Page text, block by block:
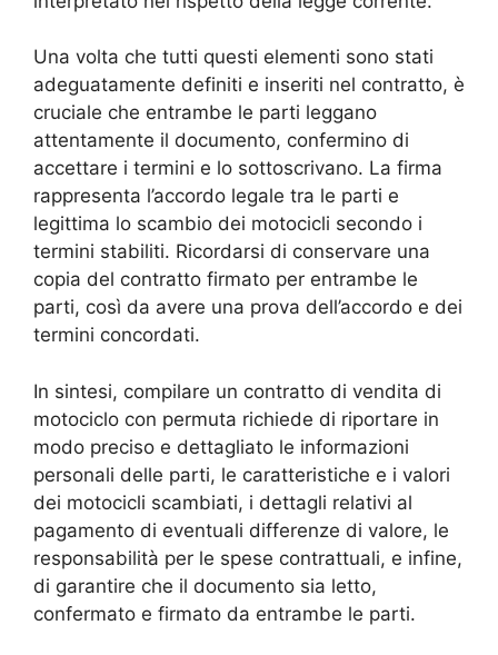
Una volta che tutti questi elementi sono stati
adeguatamente definiti e inseriti nel contratto, è
cruciale che entrambe le parti leggano
attentamente il documento, confermino di
accettare i termini e lo sottoscrivano. La firma
rappresenta l’accordo legale tra le parti e
legittima lo scambio dei motocicli secondo i
termini stabiliti. Ricordarsi di conservare una
copia del contratto firmato per entrambe le
parti, così da avere una prova dell’accordo e dei
termini concordati.
In sintesi, compilare un contratto di vendita di
motociclo con permuta richiede di riportare in
modo preciso e dettagliato le informazioni
personali delle parti, le caratteristiche e i valori
dei motocicli scambiati, i dettagli relativi al
pagamento di eventuali differenze di valore, le
responsabilità per le spese contrattuali, e infine,
di garantire che il documento sia letto,
confermato e firmato da entrambe le parti.